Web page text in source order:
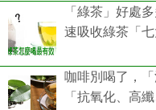
「綠茶」好處
速吸收綠茶「
咖啡別喝了，
「抗氧化、高